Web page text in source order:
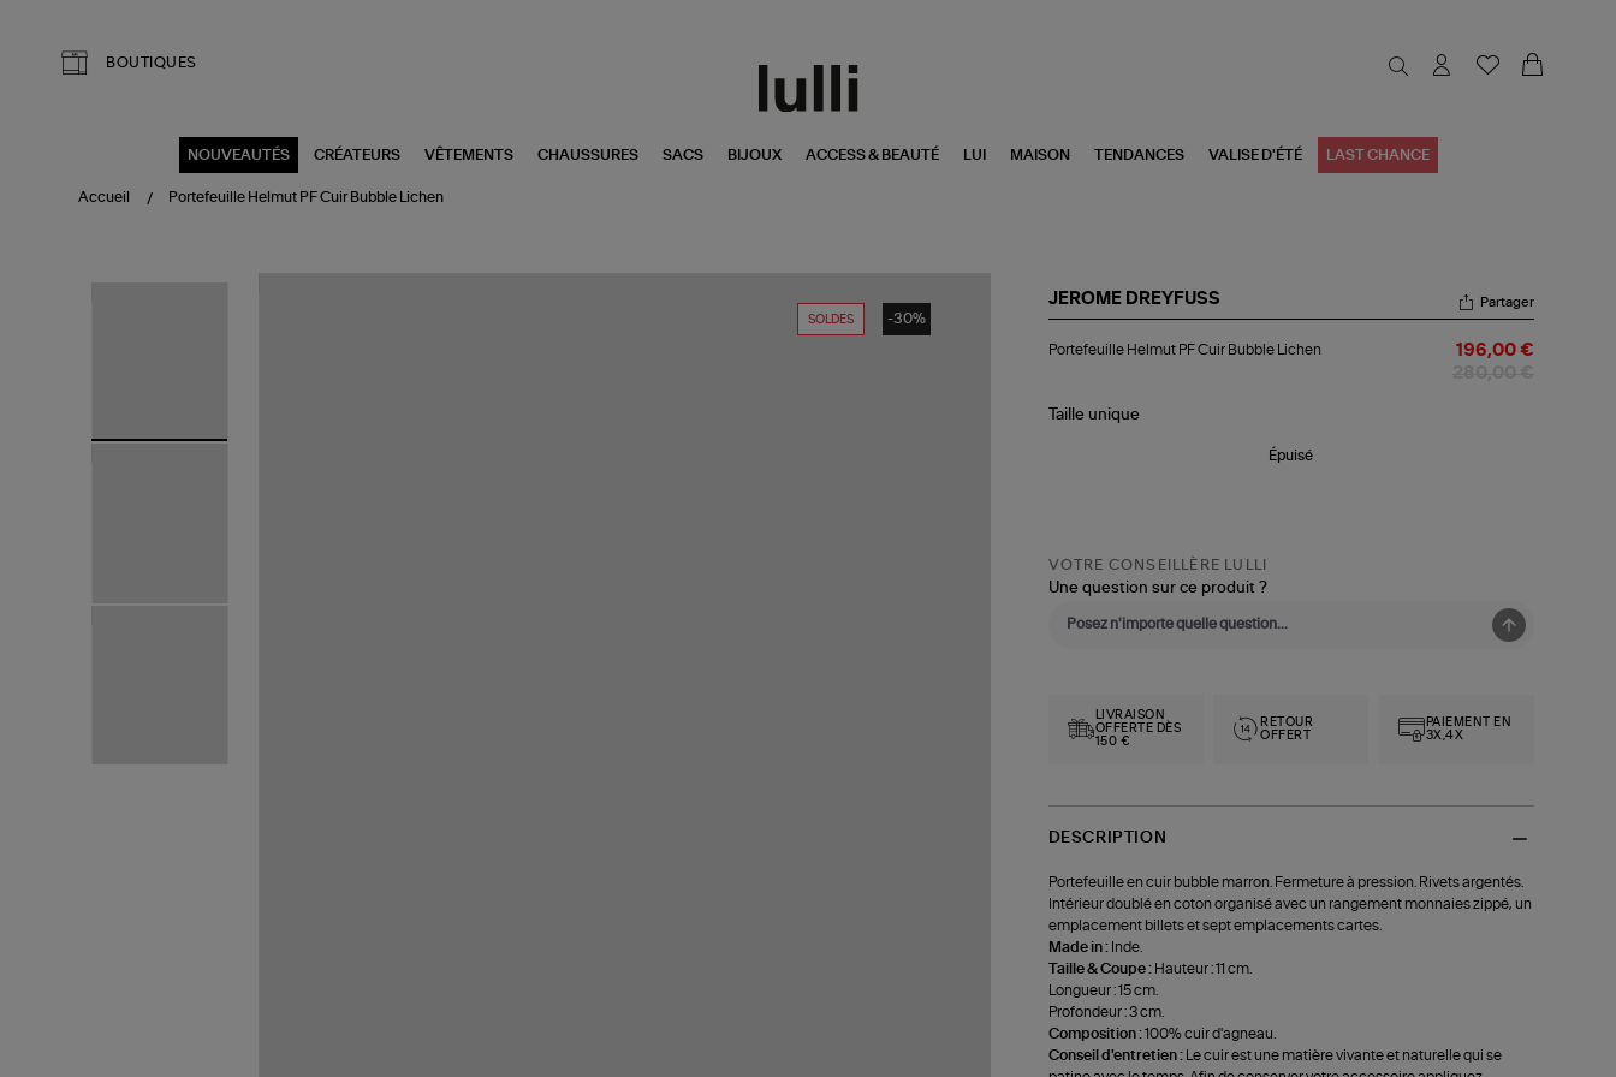
BOUTIQUES
NOUVEAUTÉS CRÉATEURS VÊTEMENTS CHAUSSURES SACS BIJOUX ACCESS & BEAUTÉ LUI MAISON TENDANCES VALISE D'ÉTÉ LAST CHANCE
Accueil Portefeuille Helmut PF Cuir Bubble Lichen
SOLDES -30%
JEROME DREYFUSS
Helmut
Bubble
Partager
Portefeuille Helmut PF Cuir Bubble Lichen 196,00 €
Taille unique
Épuisé
VOTRE CONSEILLÈRE LULLI
Une question sur ce produit ?
LIVRAISON
OFFERTE DÈS
150 €
RETOUR
OFFERT
PAIEMENT EN
3X,4X
DESCRIPTION
Portefeuille en cuir bubble marron. Fermeture à pression. Rivets argentés.
Intérieur doublé en coton organisé avec un rangement monnaies zippé, un
emplacement billets et sept emplacements cartes.
Made in : Inde.
Taille & Coupe : Hauteur : 11 cm.
Longueur : 15 cm.
Profondeur : 3 cm.
Composition :100% cuir d'agneau.
Conseil d'entretien :
Le cuir est une matière vivante et naturelle qui se